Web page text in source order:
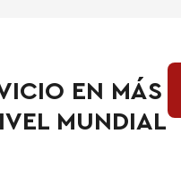
EN MÁS
MUNDIAL